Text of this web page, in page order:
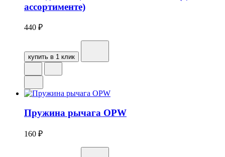
ассортименте)
440 ₽
купить в 1 клик
Пружина рычага OPW
160 ₽